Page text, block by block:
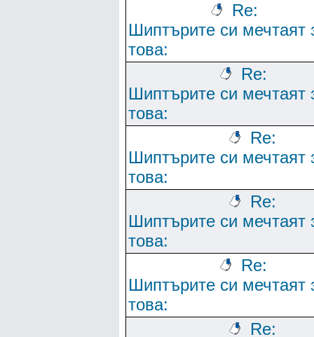
Re:
Шиптърите си мечтаят
това:
Re:
Шиптърите си мечтаят
това:
Re:
Шиптърите си мечтаят
това:
Re:
Шиптърите си мечтаят
това:
Re:
Шиптърите си мечтаят
това:
Re: